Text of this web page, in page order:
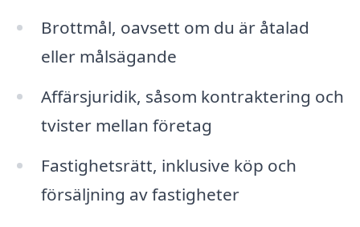
Brottmål, oavsett om du är åtalad
eller målsägande
Affärsjuridik, såsom kontraktering och
tvister mellan företag
Fastighetsrätt, inklusive köp och
försäljning av fastigheter